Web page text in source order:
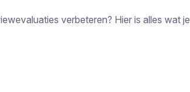
verbeteren? Hier is alles wat je